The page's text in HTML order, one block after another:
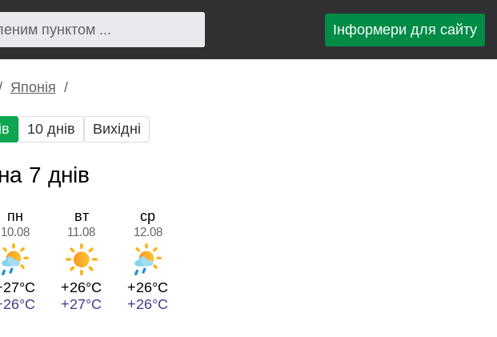
Інформери для сайту
Японія
10 днів Вихідні
7 днів
пн
10.08
вт
11.08
+26°C
+27°C
ср
12.08
+26°C
+26°C